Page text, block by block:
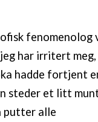
fenomenolog
har irritert meg,
hadde fortjent
steder et litt
putter alle